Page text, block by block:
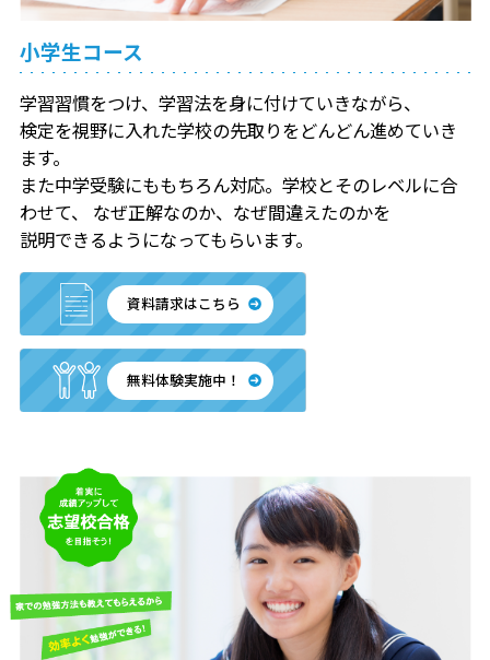
小学生コース
学習習慣をつけ、学習法を身に付けていきながら、
検定を視野に入れた学校の先取りをどんどん進めていき
ます。
また中学受験にももちろん対応。学校とそのレベルに合
わせて、
なぜ正解なのか、なぜ間違えたのかを
説明できるようになってもらいます。
資料請求はこちら
無料体験実施中！